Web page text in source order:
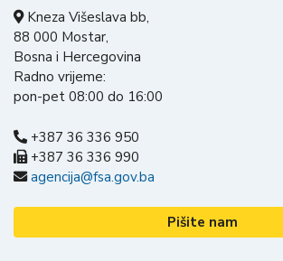
Kneza Višeslava bb,
88 000 Mostar,
Bosna i Hercegovina
Radno vrijeme:
pon-pet 08:00 do 16:00
+387 36 336 950
+387 36 336 990
agencija@fsa.gov.ba
Pišite nam